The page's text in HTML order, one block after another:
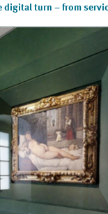
digital turn – from